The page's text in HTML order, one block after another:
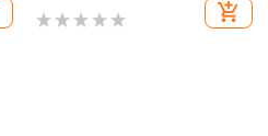
add_shopping_cart